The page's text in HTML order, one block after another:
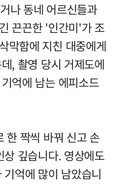
나 동네 어르신들과
끈끈한 '인간미'가 조
막함에 지친 대중에게
, 촬영 당시 거제도에
억에 남는 에피소드
한 짝씩 바꿔 신고 손
깊습니다. 영상에도
억에 많이 남았습니